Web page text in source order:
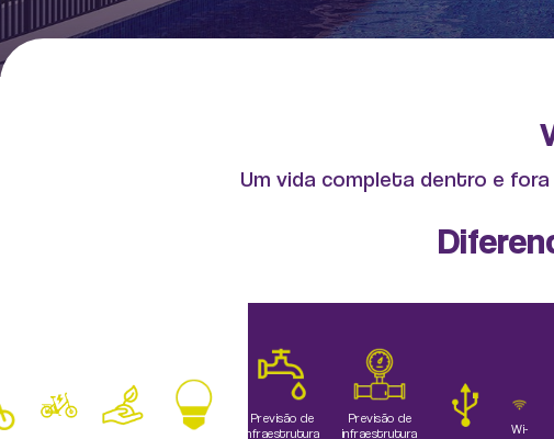
Um vida completa dentro e
Previsão de
infraestrutura
Previsão de
infraestrutura
Wi-